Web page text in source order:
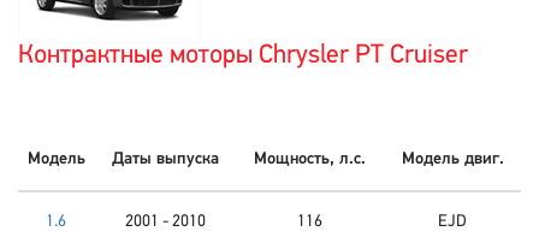
Контрактные моторы Chrysler PT Cruiser
Модель Даты выпуска Мощность, л.с. Модель двиг.
1.6 2001 - 2010 116 EJD